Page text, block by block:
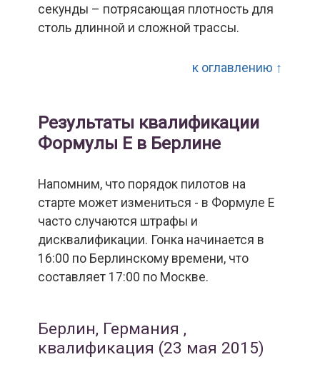
секунды – потрясающая плотность для
столь длинной и сложной трассы.
к оглавлению ↑
Результаты квалификации
Формулы Е в Берлине
Напомним, что порядок пилотов на
старте может измениться - в Формуле Е
часто случаются штрафы и
дисквалификации. Гонка начинается в
16:00 по Берлинскому времени, что
составляет 17:00 по Москве.
Берлин, Германия ,
квалификация (23 мая 2015)